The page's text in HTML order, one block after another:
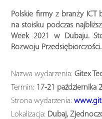
Polskie firmy z branży ICT
na stoisku podczas
Week 2021 w Dubaju.
Rozwoju Przedsiębiorczości.
Nazwa wydarzenia:Gitex
Termin: 17-21 października
Strona wydarzenia:
Lokalizacja: Dubaj,